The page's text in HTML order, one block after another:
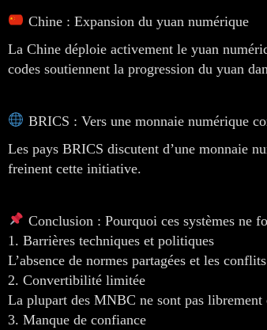
Chine : Expansion du yuan numérique
La Chine déploie activement le yuan
codes soutiennent la progression du yuan
BRICS : Vers une monnaie numérique
Les pays BRICS discutent d’une monnaie
freinent cette initiative.
Conclusion : Pourquoi ces systèmes ne
1. Barrières techniques et politiques
L’absence de normes partagées et les
2. Convertibilité limitée
La plupart des MNBC ne sont pas
3. Manque de confiance